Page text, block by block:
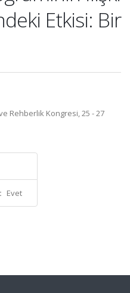
Etkisi: Bir
Rehberlik Kongresi, 25 - 27
Evet